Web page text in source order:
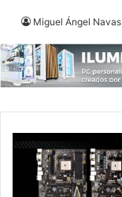
Miguel Ángel Navas